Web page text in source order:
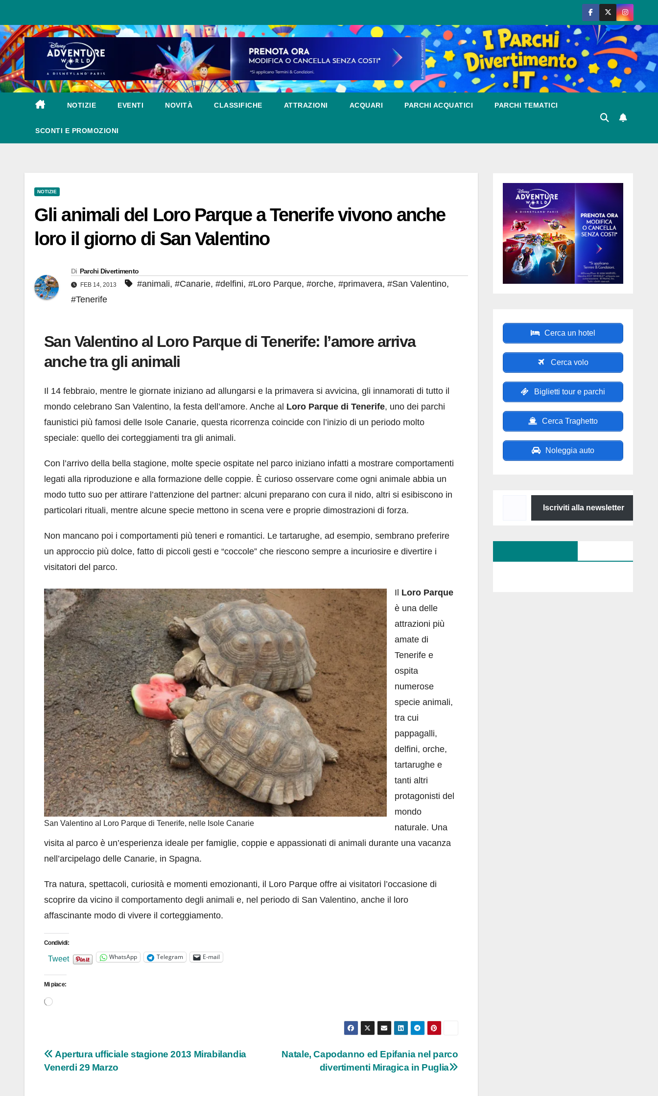
al
contenuto
NOTIZIE EVENTI NOVITÀ CLASSIFICHE ATTRAZIONI ACQUARI PARCHI ACQUATICI PARCHI TEMATICI
SCONTI E PROMOZIONI
NOTIZIE
Gli animali del Loro Parque a Tenerife vivono anche
loro il giorno di San Valentino
Di Parchi Divertimento
FEB 14, 2013 #animali, #Canarie, #delfini, #Loro Parque, #orche, #primavera, #San Valentino,
#Tenerife
San Valentino al Loro Parque di Tenerife: l’amore arriva
anche tra gli animali
Il 14 febbraio, mentre le giornate iniziano ad allungarsi e la primavera si avvicina, gli innamorati di tutto il
mondo celebrano San Valentino, la festa dell’amore. Anche al Loro Parque di Tenerife, uno dei parchi
faunistici più famosi delle Isole Canarie, questa ricorrenza coincide con l’inizio di un periodo molto
speciale: quello dei corteggiamenti tra gli animali.
Con l’arrivo della bella stagione, molte specie ospitate nel parco iniziano infatti a mostrare comportamenti
legati alla riproduzione e alla formazione delle coppie. È curioso osservare come ogni animale abbia un
modo tutto suo per attirare l’attenzione del partner: alcuni preparano con cura il nido, altri si esibiscono in
particolari rituali, mentre alcune specie mettono in scena vere e proprie dimostrazioni di forza.
Non mancano poi i comportamenti più teneri e romantici. Le tartarughe, ad esempio, sembrano preferire
un approccio più dolce, fatto di piccoli gesti e “coccole” che riescono sempre a incuriosire e divertire i
visitatori del parco.
San Valentino al Loro Parque di Tenerife, nelle Isole Canarie
Il Loro Parque
è una delle
attrazioni più
amate di
Tenerife e
ospita
numerose
specie animali,
tra cui
pappagalli,
delfini, orche,
tartarughe e
tanti altri
protagonisti del
mondo
naturale. Una
visita al parco è un’esperienza ideale per famiglie, coppie e appassionati di animali durante una vacanza
nell’arcipelago delle Canarie, in Spagna.
Tra natura, spettacoli, curiosità e momenti emozionanti, il Loro Parque offre ai visitatori l’occasione di
scoprire da vicino il comportamento degli animali e, nel periodo di San Valentino, anche il loro
affascinante modo di vivere il corteggiamento.
Condividi:
Tweet WhatsApp Telegram E-mail
Mi piace:
Caricamento
Navigazione
Natale, Capodanno ed Epifania nel parco
divertimenti Miragica in Puglia
Apertura ufficiale stagione 2013 Mirabilandia
Venerdi 29 Marzo
Cerca un hotel
Cerca volo
Biglietti tour e parchi
Cerca Traghetto
Noleggia auto
mail...
Iscriviti alla newsletter